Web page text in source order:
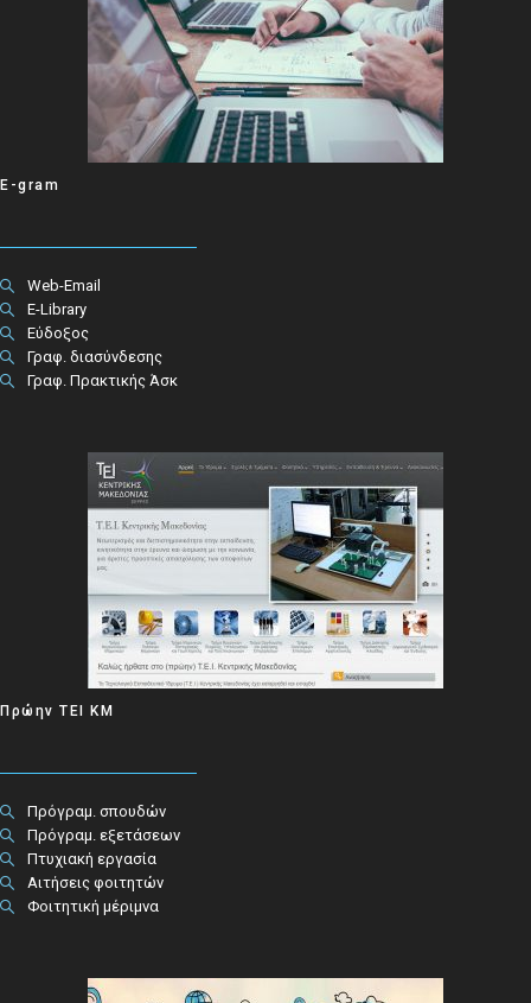
E-gram
Web-Email
E-Library
Εύδοξος
Γραφ. διασύνδεσης
Γραφ. Πρακτικής Άσκ
Πρώην ΤΕΙ ΚΜ
Πρόγραμ. σπουδών
Πρόγραμ. εξετάσεων
Πτυχιακή εργασία
Αιτήσεις φοιτητών
Φοιτητική μέριμνα